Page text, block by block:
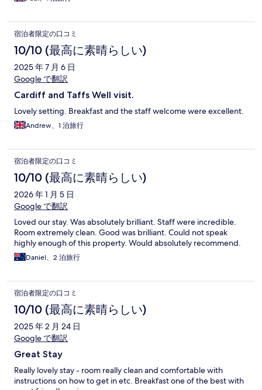
宿泊者限定の口コミ
10/10 (最高に素晴らしい)
2025 年 7 月 6 日
Google で翻訳
Cardiff and Taffs Well visit.
Lovely setting. Breakfast and the staff welcome were excellent.
Andrew、1 泊旅行
宿泊者限定の口コミ
10/10 (最高に素晴らしい)
2026 年 1 月 5 日
Google で翻訳
Loved our stay. Was absolutely brilliant. Staff were incredible.
Room extremely clean. Good was brilliant. Could not speak
highly enough of this property. Would absolutely recommend.
Daniel、2 泊旅行
宿泊者限定の口コミ
10/10 (最高に素晴らしい)
2025 年 2 月 24 日
Google で翻訳
Great Stay
Really lovely stay - room really clean and comfortable with
instructions on how to get in etc. Breakfast one of the best with